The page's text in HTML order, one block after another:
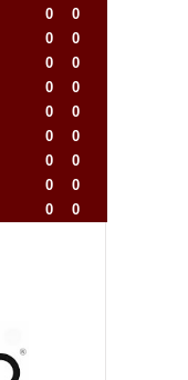
0
0
0
0
0
0
0
0
0
0
0
0
0
0
0
0
0
0